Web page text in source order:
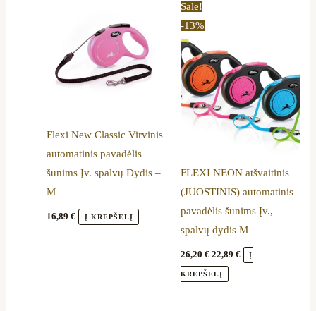
Flexi New Classic Virvinis
automatinis pavadėlis
šunims Įv. spalvų Dydis –
M
16,89€ Į KREPŠELĮ
has
multiple
variants.
may
be
chosen
Sale!
-13%
FLEXI NEON atšvaitinis
(JUOSTINIS) automatinis
pavadėlis šunims Įv.,
spalvų dydis M
26,20€ 22,89 € Į
KREPŠELĮ
multiple
variants.
The
options
chosen
on
the
product
page